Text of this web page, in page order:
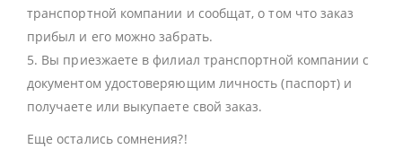
транспортной компании и сообщат, о том что заказ
прибыл и его можно забрать.
5. Вы приезжаете в филиал транспортной компании с
документом удостоверяющим личность (паспорт) и
получаете или выкупаете свой заказ.
Еще остались сомнения?!